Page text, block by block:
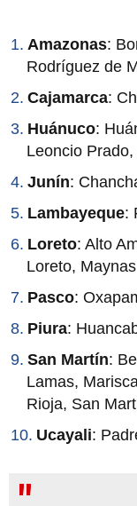
Amazonas:
Rodríguez de
Cajamarca:
Huánuco:
Leoncio
Junín:
Lambayeque:
Loreto: Alto
Loreto,
Pasco:
Piura:
San Martín:
Lamas,
Rioja, San
Ucayali: